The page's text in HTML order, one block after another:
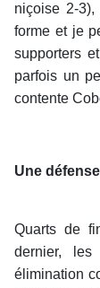
niçoise 2-3),
forme et je
supporters
parfois un
contente
Une
Quarts de
dernier, les
élimination